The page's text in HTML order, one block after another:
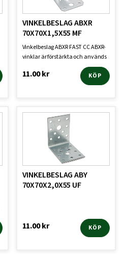
VINKELBESLAG ABXR
70X70X1,5X55 MF
Vinkelbeslag ABXR FAST CC ABXR-
vinklar är förstärkta och används
11.00kr KÖP
VINKELBESLAG ABY
70X70X2,0X55 UF
11.00kr KÖP